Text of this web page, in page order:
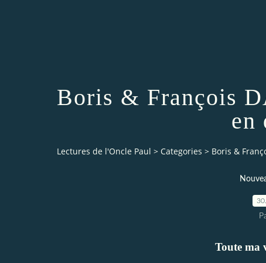
Boris & François
en
Lectures de l'Oncle Paul > Categories > Boris &
Toute ma